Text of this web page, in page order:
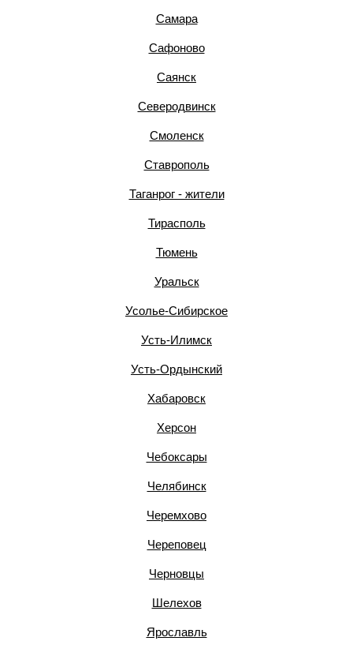
Самара
Сафоново
Саянск
Северодвинск
Смоленск
Ставрополь
Таганрог - жители
Тирасполь
Тюмень
Уральск
Усолье-Сибирское
Усть-Илимск
Усть-Ордынский
Хабаровск
Херсон
Чебоксары
Челябинск
Черемхово
Череповец
Черновцы
Шелехов
Ярославль